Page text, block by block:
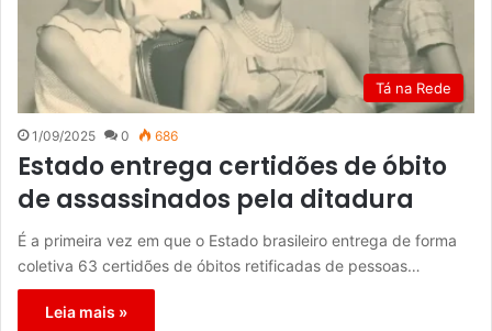
Tá na Rede
1/09/2025 0 686
Estado entrega certidões de óbito
de assassinados pela ditadura
É a primeira vez em que o Estado brasileiro entrega de forma
coletiva 63 certidões de óbitos retificadas de pessoas…
Leia mais »